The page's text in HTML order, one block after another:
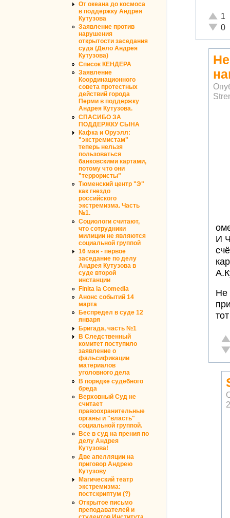
От океана до космоса
в поддержку Андрея
Кутузова
Заявление против
нарушения
открытости заседания
суда (Дело Андрея
Кутузова)
Список КЕНДЕРА
Заявление
Координационного
совета протестных
действий города
Перми в поддержку
Андрея Кутузова.
СПАСИБО ЗА
ПОДДЕРЖКУ СЫНА
Кафка и Оруэлл:
"экстремистам"
теперь нельзя
пользоваться
банковскими картами,
потому что они
"террористы"
Тюменский центр "Э"
как гнездо
российского
экстремизма. Часть
№1.
Социологи считают,
что сотрудники
милиции не являются
социальной группой
16 мая - первое
заседание по делу
Андрея Кутузова в
суде второй
инстанции
Finita la Comedia
Анонс событий 14
марта
Беспредел в суде 12
января
Бригада, часть №1
В Следственный
комитет поступило
заявление о
фальсификации
материалов
уголовного дела
В порядке судебного
бреда
Верховный Суд не
считает
правоохранительные
органы и "власть"
социальной группой.
Все в суд на прения по
делу Андрея
Кутузова!
Две апелляции на
приговор Андрею
Кутузову
Магический театр
экстремизма:
постскриптум (?)
Открытое письмо
преподавателей и
1
0
И
Не